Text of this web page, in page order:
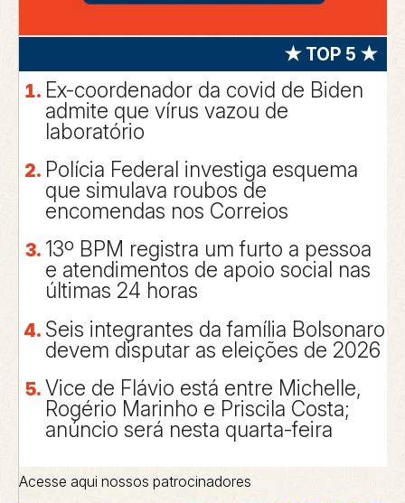
★ TOP 5 ★
Ex-coordenador da covid de Biden
admite que vírus vazou de
laboratório
Polícia Federal investiga esquema
que simulava roubos de
encomendas nos Correios
13º BPM registra um furto a pessoa
e atendimentos de apoio social nas
últimas 24 horas
Seis integrantes da família Bolsonaro
devem disputar as eleições de 2026
Vice de Flávio está entre Michelle,
Rogério Marinho e Priscila Costa;
anúncio será nesta quarta-feira
Acesse aqui nossos patrocinadores